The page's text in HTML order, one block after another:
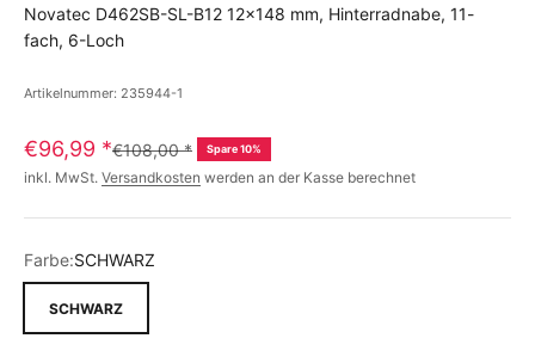
Novatec D462SB-SL-B12 12x148 mm, Hinterradnabe, 11-
fach, 6-Loch
Artikelnummer: 235944-1
€96,99 *€108,00* Spare 10%
inkl. MwSt. Versandkosten werden an der Kasse berechnet
Farbe:SCHWARZ
SCHWARZ